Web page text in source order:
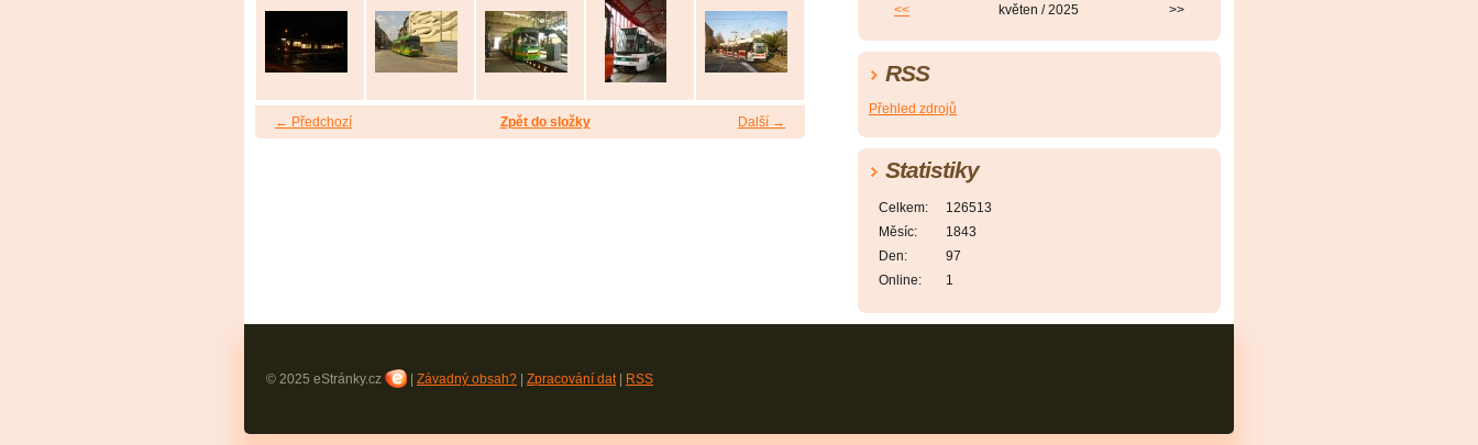
← Předchozí Další →
Zpět do složky
<< květen / 2025 >>
RSS
Přehled zdrojů
Statistiky
Online: 1
Celkem:
126513
Měsíc:
1843
Den:
97
© 2025 eStránky.cz Závadný obsah? Zpracování dat| RSS